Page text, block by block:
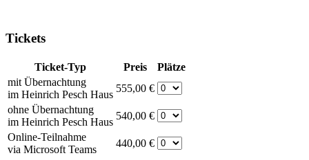
Tickets
Ticket-Typ Preis
Plätze
mit Übernachtung
im Heinrich Pesch Haus
555,00 €
ohne Übernachtung
im Heinrich Pesch Haus
540,00 €
Online-Teilnahme
via Microsoft Teams
440,00 €